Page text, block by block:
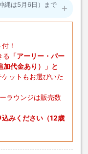
縄は5月6日）まで
！
る 「アーリー・パー
加代金あり）」と
ットもお選びいた
ラウンジは販売数
みください（12歳